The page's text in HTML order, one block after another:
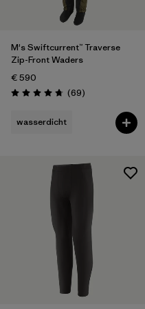
M's Swiftcurrent™ Traverse
Zip-Front Waders
€ 590
Bewertung: 4.8 / 5
(69Rezensionen
)
wasserdicht